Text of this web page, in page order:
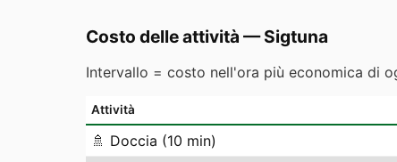
Costo delle attività —Sigtuna
Intervallo = costo nell'ora più economica di
Attività
🚿 Doccia (10 min)